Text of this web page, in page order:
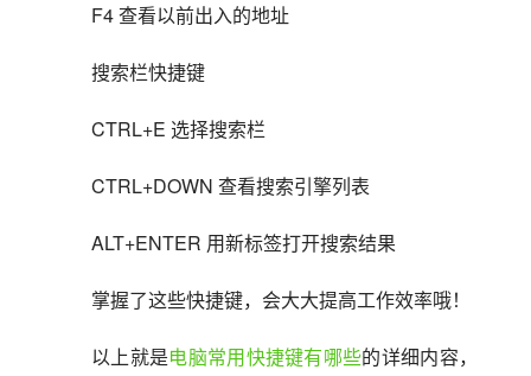
F4 查看以前出入的地址
搜索栏快捷键
CTRL+E 选择搜索栏
CTRL+DOWN 查看搜索引擎列表
ALT+ENTER 用新标签打开搜索结果
掌握了这些快捷键，会大大提高工作效率哦！
以上就是电脑常用快捷键有哪些的详细内容，